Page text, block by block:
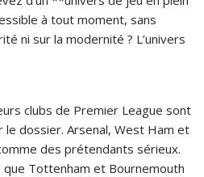
à tout moment, sans
ni sur la modernité ? L’univers
clubs de Premier League sont
dossier. Arsenal, West Ham et
des prétendants sérieux.
que Tottenham et Bournemouth